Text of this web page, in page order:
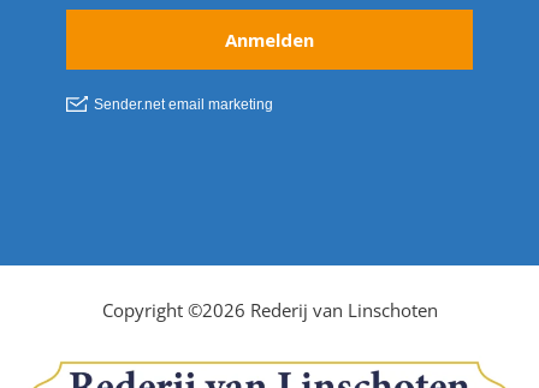
Copyright ©2026 Rederij van Linschoten